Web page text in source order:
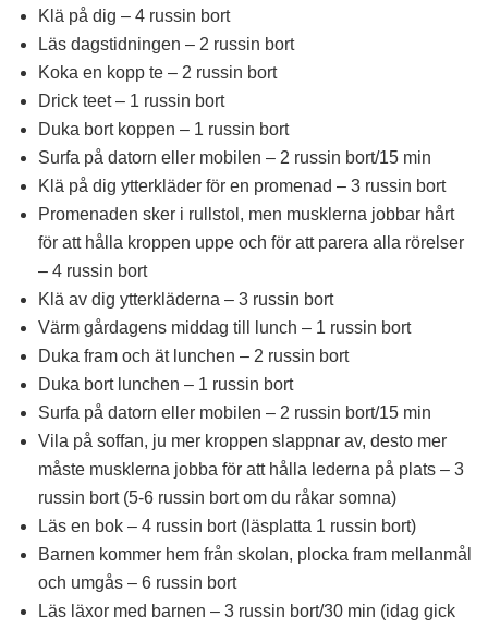
Klä på dig – 4 russin bort
Läs dagstidningen – 2 russin bort
Koka en kopp te – 2 russin bort
Drick teet – 1 russin bort
Duka bort koppen – 1 russin bort
Surfa på datorn eller mobilen – 2 russin bort/15 min
Klä på dig ytterkläder för en promenad – 3 russin bort
Promenaden sker i rullstol, men musklerna jobbar hårt
för att hålla kroppen uppe och för att parera alla rörelser
– 4 russin bort
Klä av dig ytterkläderna – 3 russin bort
Värm gårdagens middag till lunch – 1 russin bort
Duka fram och ät lunchen – 2 russin bort
Duka bort lunchen – 1 russin bort
Surfa på datorn eller mobilen – 2 russin bort/15 min
Vila på soffan, ju mer kroppen slappnar av, desto mer
måste musklerna jobba för att hålla lederna på plats – 3
russin bort (5-6 russin bort om du råkar somna)
Läs en bok – 4 russin bort (läsplatta 1 russin bort)
Barnen kommer hem från skolan, plocka fram mellanmål
och umgås – 6 russin bort
Läs läxor med barnen – 3 russin bort/30 min (idag gick